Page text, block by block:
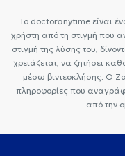
Το doctoranytime είναι
χρήστη από τη στιγμή που
στιγμή της λύσης του,
χρειάζεται, να ζητήσει
μέσω βιντεοκλήσης. Ο
πληροφορίες που
από την